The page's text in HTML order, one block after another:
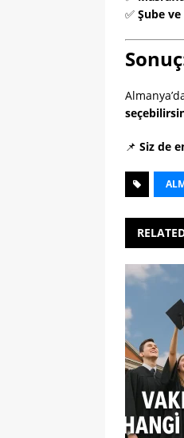
✅ Şube
📌 Siz de